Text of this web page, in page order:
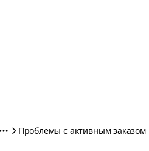
Проблемы с активным заказом